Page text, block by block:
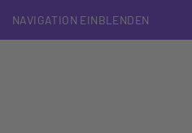
NAVIGATION EINBLENDEN